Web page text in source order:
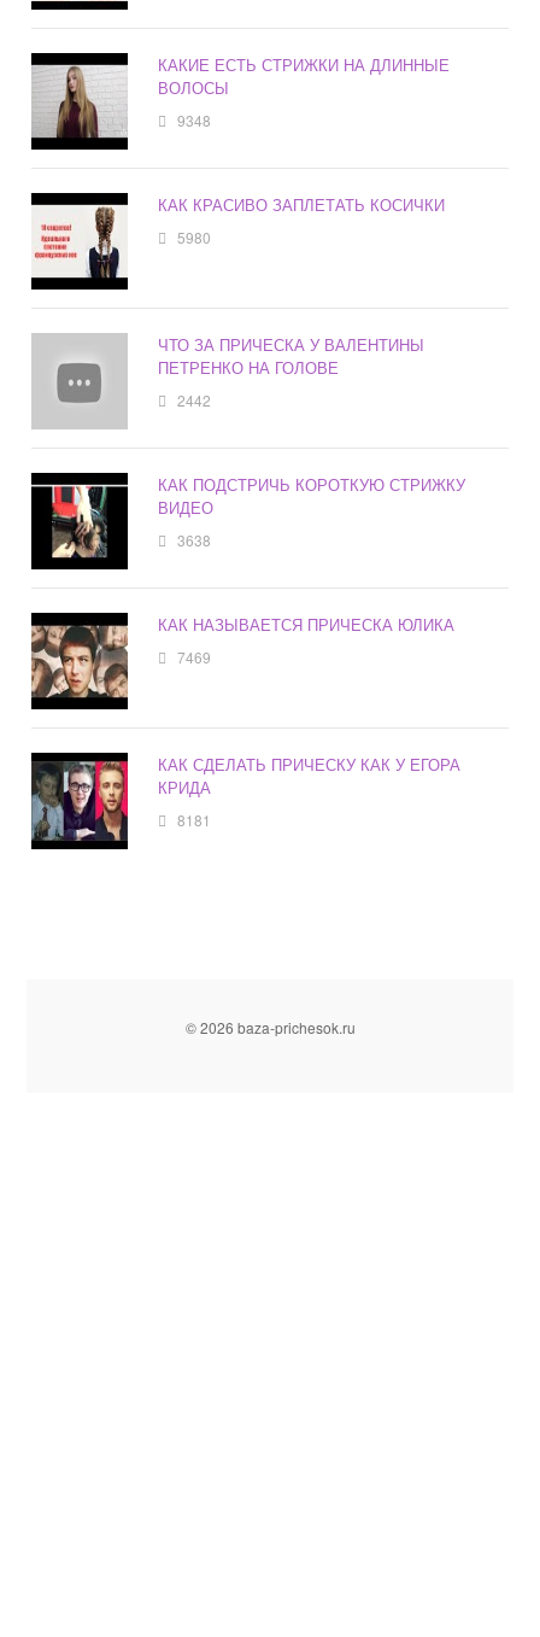
КАКИЕ ЕСТЬ СТРИЖКИ НА ДЛИННЫЕ
ВОЛОСЫ
9348
КАК КРАСИВО ЗАПЛЕТАТЬ КОСИЧКИ
5980
ЧТО ЗА ПРИЧЕСКА У ВАЛЕНТИНЫ
ПЕТРЕНКО НА ГОЛОВЕ
2442
КАК ПОДСТРИЧЬ КОРОТКУЮ СТРИЖКУ
ВИДЕО
3638
КАК НАЗЫВАЕТСЯ ПРИЧЕСКА ЮЛИКА
7469
КАК СДЕЛАТЬ ПРИЧЕСКУ КАК У ЕГОРА
КРИДА
8181
© 2026 baza-prichesok.ru